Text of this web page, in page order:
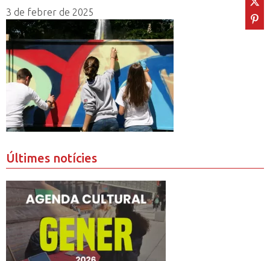
3 de febrer de 2025
Últimes notícies